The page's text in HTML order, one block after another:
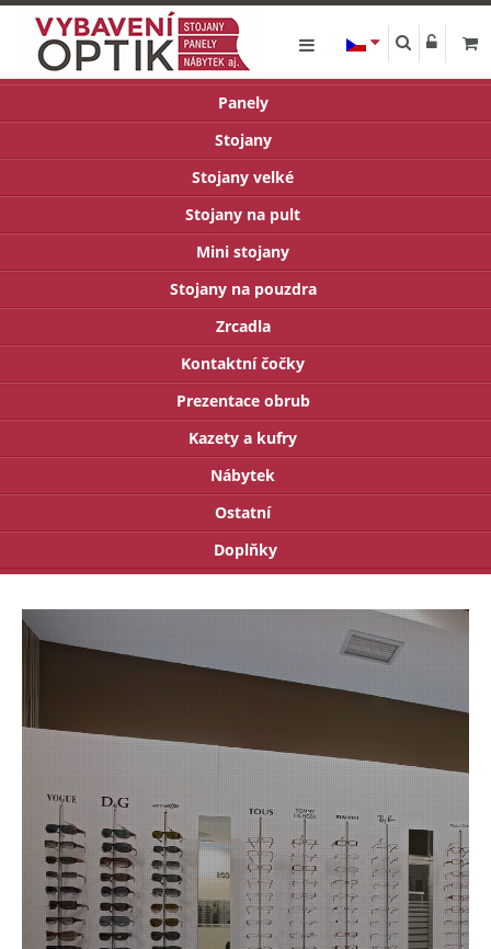
Panely
Stojany
Stojany velké
Stojany na pult
Mini stojany
Stojany na pouzdra
Zrcadla
Kontaktní čočky
Prezentace obrub
Kazety a kufry
Nábytek
Ostatní
Doplňky